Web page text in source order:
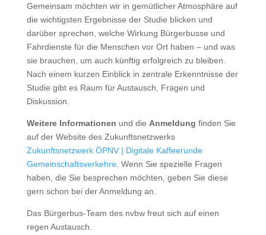
Gemeinsam möchten wir in gemütlicher Atmosphäre auf
die wichtigsten Ergebnisse der Studie blicken und
darüber sprechen, welche Wirkung Bürgerbusse und
Fahrdienste für die Menschen vor Ort haben – und was
sie brauchen, um auch künftig erfolgreich zu bleiben.
Nach einem kurzen Einblick in zentrale Erkenntnisse der
Studie gibt es Raum für Austausch, Fragen und
Diskussion.
Weitere Informationen und die Anmeldung finden Sie
auf der Website des Zukunftsnetzwerks
Zukunftsnetzwerk ÖPNV | Digitale Kaffeerunde
Gemeinschaftsverkehre. Wenn Sie spezielle Fragen
haben, die Sie besprechen möchten, geben Sie diese
gern schon bei der Anmeldung an.
Das Bürgerbus-Team des nvbw freut sich auf einen
regen Austausch.